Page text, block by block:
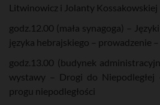
Litwinowicz i Jolanty Kossakowskiej
godz.12.00 (mała synagoga) –
języka hebrajskiego – prowadzenie
godz.13.00 (budynek
wystawy – Drogi do Niepodległej
progu niepodległości